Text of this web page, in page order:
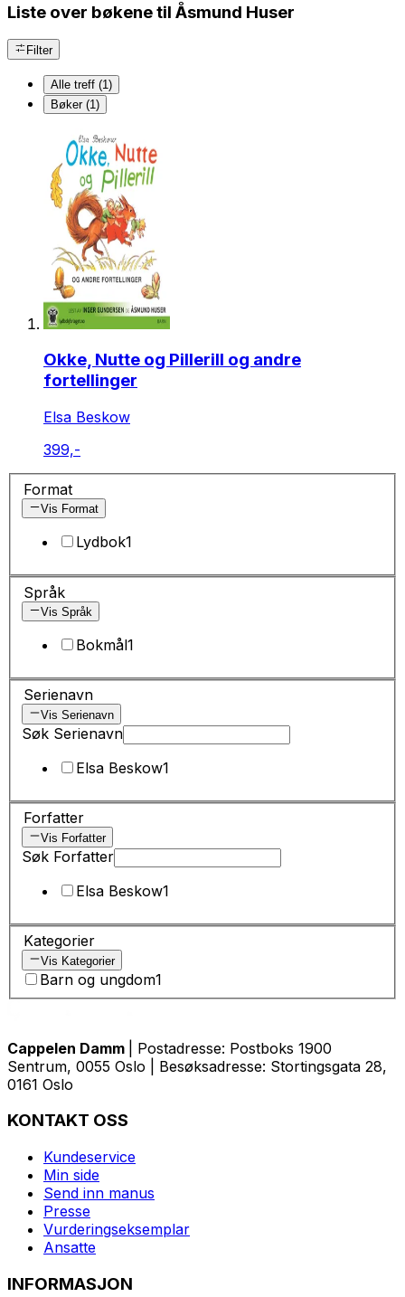
Liste over bøkene til Åsmund Huser
Filter
Alle treff (1)
Bøker (1)
Okke, Nutte og Pillerill og andre
fortellinger
Elsa Beskow
399,-
Format
Vis Format
Lydbok1
Språk
Vis Språk
Bokmål1
Serienavn
Vis Serienavn
Søk Serienavn
Elsa Beskow1
Forfatter
Vis Forfatter
Søk Forfatter
Elsa Beskow1
Kategorier
Vis Kategorier
Barn og ungdom1
Cappelen Damm
| Postadresse: Postboks 1900
Sentrum, 0055 Oslo | Besøksadresse: Stortingsgata 28,
0161 Oslo
KONTAKT OSS
Kundeservice
Min side
Send inn manus
Presse
Vurderingseksemplar
Ansatte
INFORMASJON